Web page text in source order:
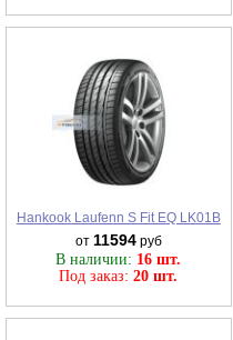
Hankook Laufenn S Fit EQ LK01B
от 11594руб
В наличии: 16 шт.
Под заказ:20 шт.